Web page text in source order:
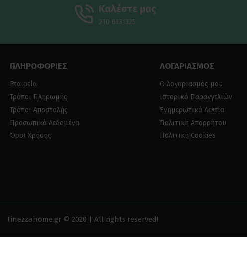
Καλέστε μας
210 6131325
ΠΛΗΡΟΦΟΡΙΕΣ
Εταιρεία
Τρόποι Πληρωμής
Τρόποι Αποστολής
Προσωπικά Δεδομένα
Όροι Χρήσης
ΛΟΓΑΡΙΑΣΜΟΣ
Ο λογαριασμός μου
Ιστορικό Παραγγελιών
Ενημερωτικά Δελτία
Πολιτική Απορρήτου
Πολιτική Cookies
Finezzahome.gr © 2020 | All rights reserved!